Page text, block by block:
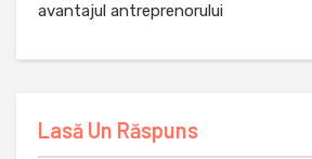
avantajul antreprenorului
Lasă Un Răspuns